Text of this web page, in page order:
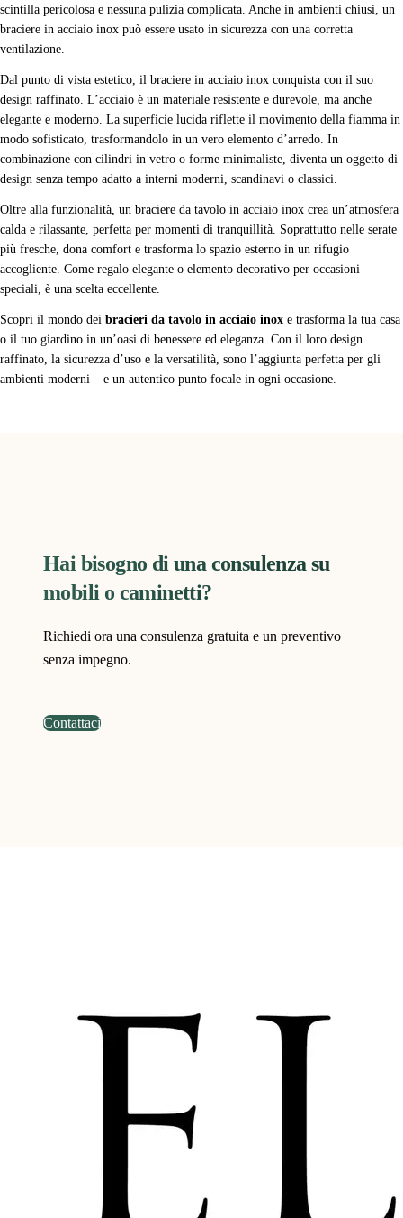
scintilla pericolosa e nessuna pulizia complicata. Anche in ambienti chiusi, un
braciere in acciaio inox può essere usato in sicurezza con una corretta
ventilazione.
Dal punto di vista estetico, il braciere in acciaio inox conquista con il suo
design raffinato. L’acciaio è un materiale resistente e durevole, ma anche
elegante e moderno. La superficie lucida riflette il movimento della fiamma in
modo sofisticato, trasformandolo in un vero elemento d’arredo. In
combinazione con cilindri in vetro o forme minimaliste, diventa un oggetto di
design senza tempo adatto a interni moderni, scandinavi o classici.
Oltre alla funzionalità, un braciere da tavolo in acciaio inox crea un’atmosfera
calda e rilassante, perfetta per momenti di tranquillità. Soprattutto nelle serate
più fresche, dona comfort e trasforma lo spazio esterno in un rifugio
accogliente. Come regalo elegante o elemento decorativo per occasioni
speciali, è una scelta eccellente.
Scopri il mondo dei bracieri da tavolo in acciaio inox e trasforma la tua casa
o il tuo giardino in un’oasi di benessere ed eleganza. Con il loro design
raffinato, la sicurezza d’uso e la versatilità, sono l’aggiunta perfetta per gli
ambienti moderni – e un autentico punto focale in ogni occasione.
Hai bisogno di una consulenza su
mobili o caminetti?
Richiedi ora una consulenza gratuita e un preventivo
senza impegno.
Contattaci